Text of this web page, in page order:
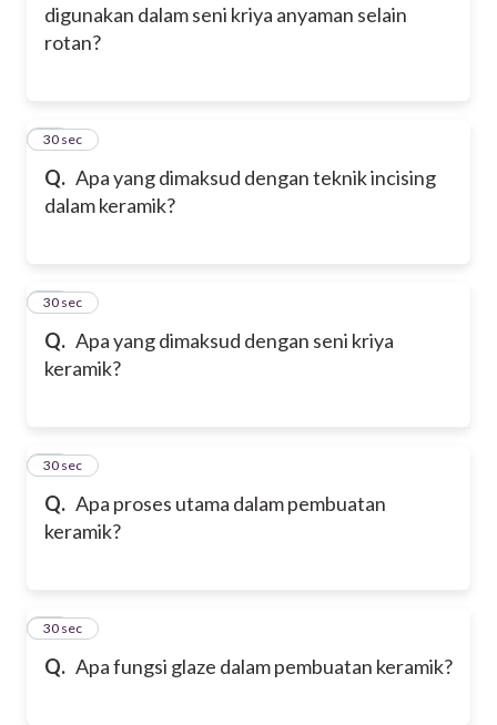
digunakan dalam seni kriya anyaman selain
rotan?
Q. Apa yang dimaksud dengan teknik incising
dalam keramik?
23
30 sec
Q. Apa yang dimaksud dengan seni kriya
keramik?
24
30 sec
Q. Apa proses utama dalam pembuatan
keramik?
25
30 sec
Q. Apa fungsi glaze dalam pembuatan keramik?
26
30 sec